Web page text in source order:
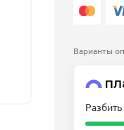
Варианты
Разбить